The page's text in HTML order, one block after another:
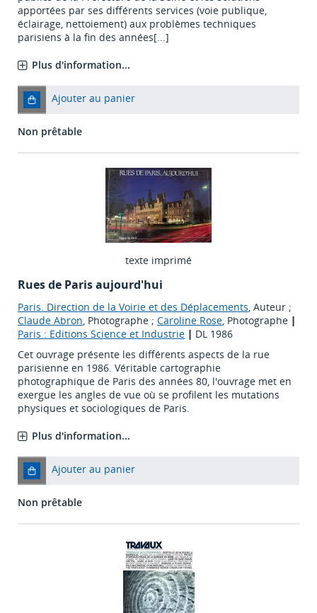
apportées par ses différents services (voie publique,
éclairage, nettoiement) aux problèmes techniques
parisiens à la fin des années[...]
Plus d'information...
Ajouter au panier
Non prêtable
texte imprimé
Rues de Paris aujourd'hui
Paris. Direction de la Voirie et des Déplacements, Auteur ;
Claude Abron, Photographe ; Caroline Rose, Photographe |
Paris : Editions Science et Industrie | DL 1986
Cet ouvrage présente les différents aspects de la rue
parisienne en 1986. Véritable cartographie
photographique de Paris des années 80, l'ouvrage met en
exergue les angles de vue où se profilent les mutations
physiques et sociologiques de Paris.
Plus d'information...
Ajouter au panier
Non prêtable